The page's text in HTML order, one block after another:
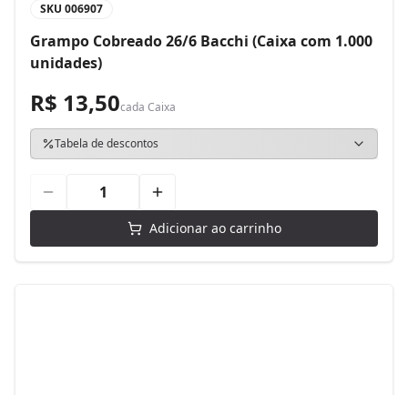
SKU 006907
Grampo Cobreado 26/6 Bacchi (Caixa com 1.000
unidades)
R$ 13,50cada Caixa
Tabela de descontos
Adicionar ao carrinho